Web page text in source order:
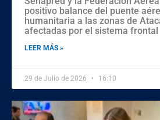
positivo balance del puente
humanitaria a las zonas de
afectadas por el sistema frontal
LEER MÁS »
29 de Julio de 2026 16:10